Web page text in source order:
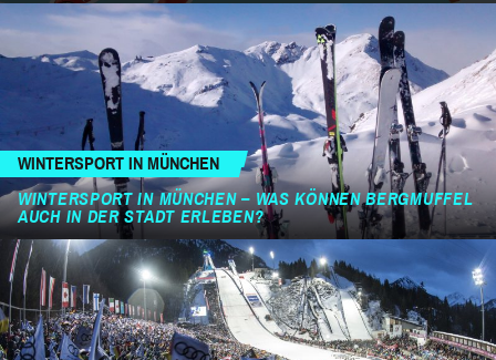
WINTERSPORT IN MÜNCHEN
WINTERSPORT IN MÜNCHEN – WAS KÖNNEN BERGMUFFEL
AUCH IN DER STADT ERLEBEN?